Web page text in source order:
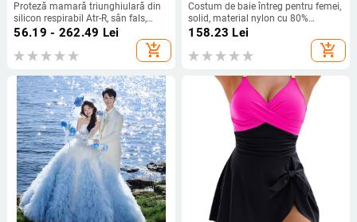
Proteză mamară triunghiulară din
silicon respirabil Atr-R, sân fals,
proteză mamară postoperatorie,
56.19 - 262.49 Lei
add_shopping_cart
Costum de baie întreg pentru femei,
solid, material nylon cu 80%
elastan, căptușeală poliester cu
20% elastan, sutien cu burete fără
tijă metalică, spate decupat, uscare
158.23 Lei
add_shopping_cart